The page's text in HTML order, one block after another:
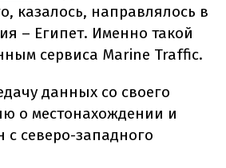
казалось, направлялось в
– Египет. Именно такой
сервиса Marine Traffic.
данных со своего
о местонахождении и
северо-западного